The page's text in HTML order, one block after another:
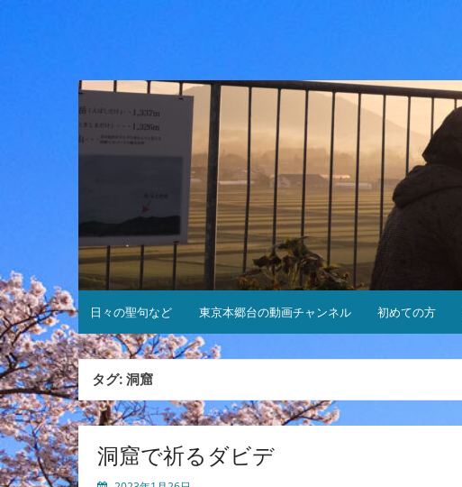
日々の聖句など 東京本郷台の動画チャンネル 初めての方
タグ:洞窟
洞窟で祈るダビデ